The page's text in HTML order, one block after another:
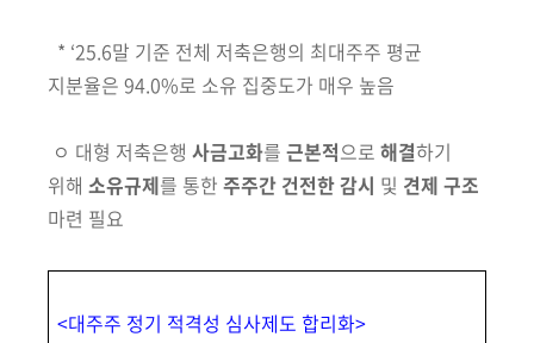
* ‘25.6말 기준 전체 저축은행의 최대주주 평균
지분율은 94.0%로 소유 집중도가 매우 높음
ㅇ 대형 저축은행 사금고화를 근본적으로 해결하기
위해 소유규제를 통한 주주간 건전한 감시 및 견제 구조
마련 필요
<대주주 정기 적격성 심사제도 합리화>